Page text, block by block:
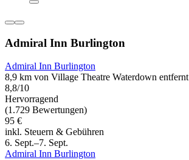
Admiral Inn Burlington
Admiral Inn Burlington
8,9 km von Village Theatre Waterdown entfernt
8,8/10
Hervorragend
(1.729 Bewertungen)
95 €
inkl. Steuern & Gebühren
6. Sept.–7. Sept.
Admiral Inn Burlington